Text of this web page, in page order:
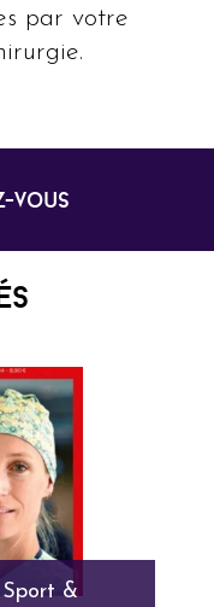
par votre
vous
&